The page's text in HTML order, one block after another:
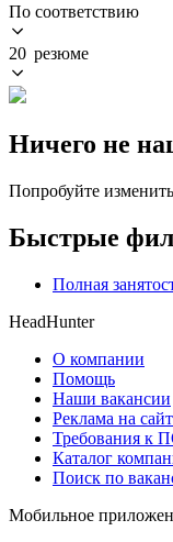
По соответствию
20 резюме
Ничего не
Попробуйте
Быстрые
Полная
HeadHunter
О компании
Помощь
Наши вакансии
Реклама на
Требования к
Каталог
Поиск по
Мобильное